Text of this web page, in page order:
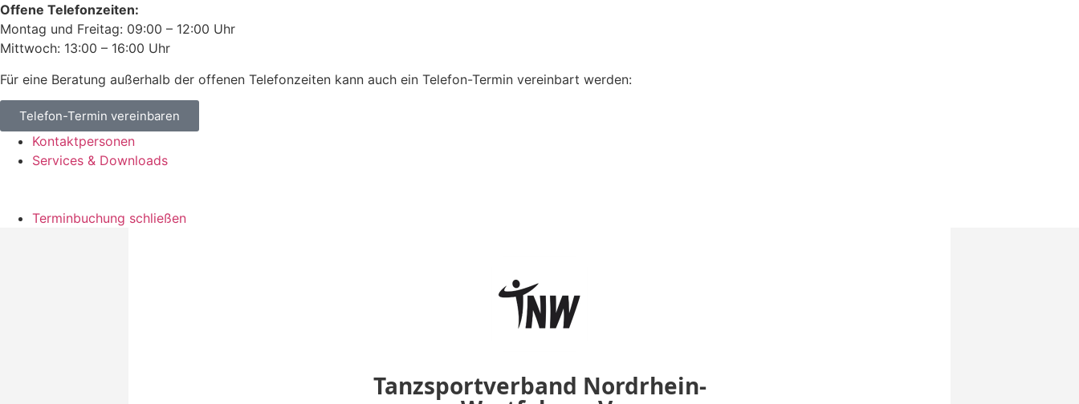
Offene Telefonzeiten:
Montag und Freitag: 09:00 – 12:00 Uhr
Mittwoch: 13:00 – 16:00 Uhr
Für eine Beratung außerhalb der offenen Telefonzeiten kann auch ein Telefon-Termin vereinbart werden:
Telefon-Termin vereinbaren
Kontaktpersonen
Services & Downloads
Terminbuchung schließen